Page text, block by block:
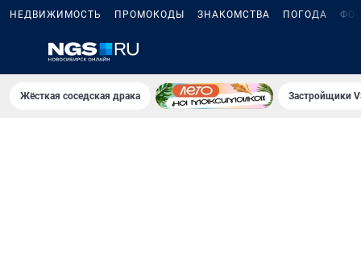
НЕДВИЖИМОСТЬ ПРОМОКОДЫ ЗНАКОМСТВА ПОГОДА
Жёсткая соседская драка Застройщики